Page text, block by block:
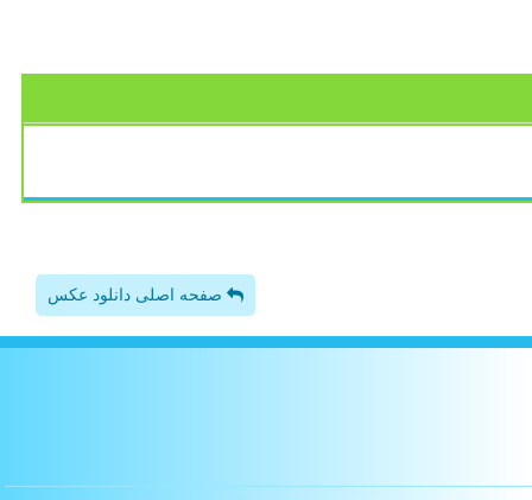
صفحه اصلی دانلود عکس